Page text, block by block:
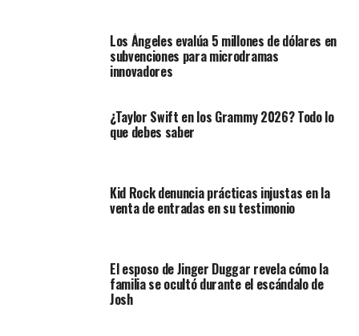
Los Ángeles evalúa 5 millones de dólares en
subvenciones para microdramas
innovadores
¿Taylor Swift en los Grammy 2026? Todo lo
que debes saber
Kid Rock denuncia prácticas injustas en la
venta de entradas en su testimonio
El esposo de Jinger Duggar revela cómo la
familia se ocultó durante el escándalo de
Josh